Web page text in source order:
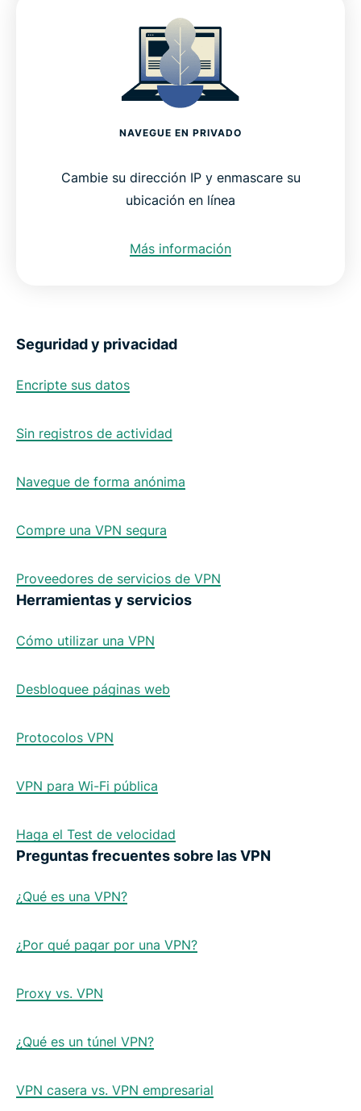
NAVEGUE EN PRIVADO
Cambie su dirección IP y enmascare su
ubicación en línea
Más información
Seguridad y privacidad
Encripte sus datos
Sin registros de actividad
Navegue de forma anónima
Compre una VPN segura
Proveedores de servicios de VPN
Herramientas y servicios
Cómo utilizar una VPN
Desbloquee páginas web
Protocolos VPN
VPN para Wi-Fi pública
Haga el Test de velocidad
Preguntas frecuentes sobre las VPN
¿Qué es una VPN?
¿Por qué pagar por una VPN?
Proxy vs. VPN
¿Qué es un túnel VPN?
VPN casera vs. VPN empresarial